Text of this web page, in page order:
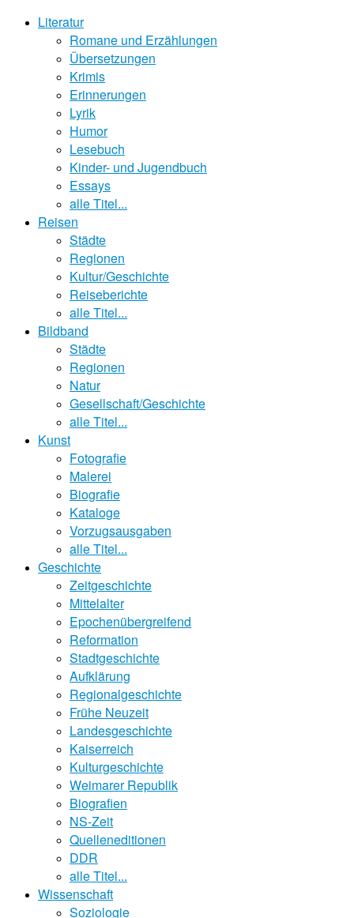
Literatur
Romane und Erzählungen
Übersetzungen
Krimis
Erinnerungen
Lyrik
Humor
Lesebuch
Kinder- und Jugendbuch
Essays
alle Titel...
Reisen
Städte
Regionen
Kultur/Geschichte
Reiseberichte
alle Titel...
Bildband
Städte
Regionen
Natur
Gesellschaft/Geschichte
alle Titel...
Kunst
Fotografie
Malerei
Biografie
Kataloge
Vorzugsausgaben
alle Titel...
Geschichte
Zeitgeschichte
Mittelalter
Epochenübergreifend
Reformation
Stadtgeschichte
Aufklärung
Regionalgeschichte
Frühe Neuzeit
Landesgeschichte
Kaiserreich
Kulturgeschichte
Weimarer Republik
Biografien
NS-Zeit
Quelleneditionen
DDR
alle Titel...
Wissenschaft
Soziologie